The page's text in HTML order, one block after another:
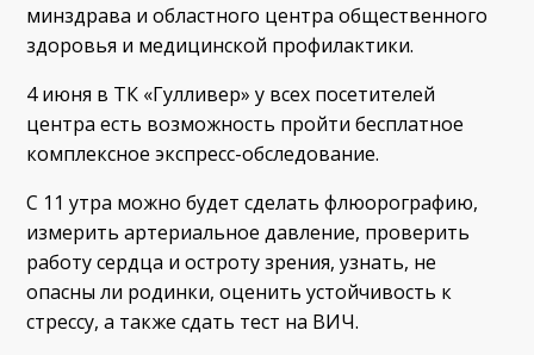
минздрава и областного центра общественного
здоровья и медицинской профилактики.
4 июня в ТК «Гулливер» у всех посетителей
центра есть возможность пройти бесплатное
комплексное экспресс-обследование.
С 11 утра можно будет сделать флюорографию,
измерить артериальное давление, проверить
работу сердца и остроту зрения, узнать, не
опасны ли родинки, оценить устойчивость к
стрессу, а также сдать тест на ВИЧ.